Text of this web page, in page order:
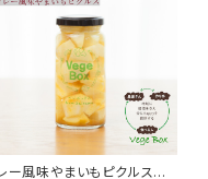
ー風味やまいもピクルス◆